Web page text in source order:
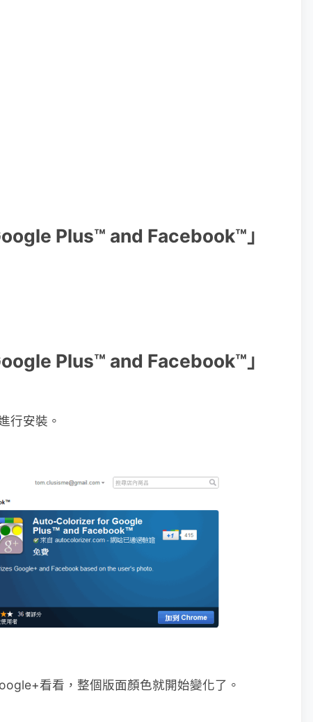
Plus™ and Facebook™」
Plus™ and Facebook™」
行安裝。
看看，整個版面顏色就開始變化了。